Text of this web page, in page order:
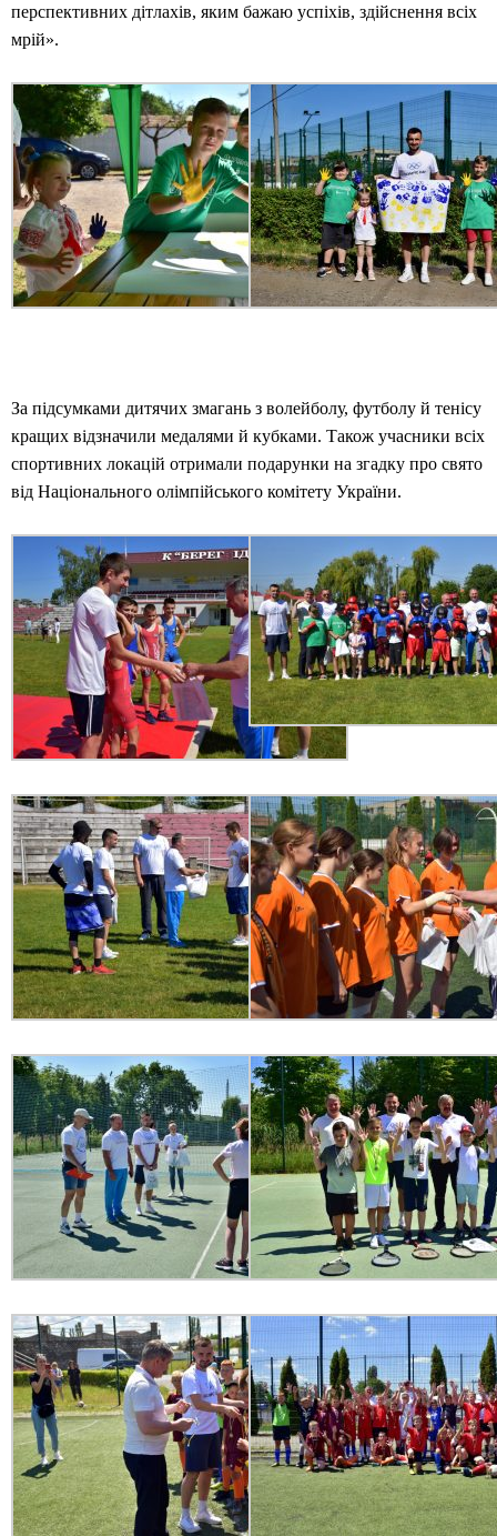
перспективних дітлахів, яким бажаю успіхів, здійснення всіх
мрій».
За підсумками дитячих змагань з волейболу, футболу й тенісу
кращих відзначили медалями й кубками. Також учасники всіх
спортивних локацій отримали подарунки на згадку про свято
від Національного олімпійського комітету України.